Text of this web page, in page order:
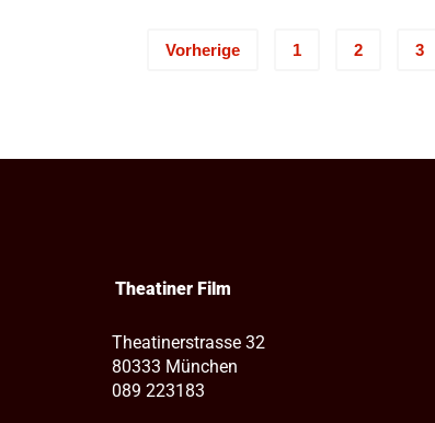
Vorherige 1 2 3
Theatiner Film
Theatinerstrasse 32
80333 München
089 223183